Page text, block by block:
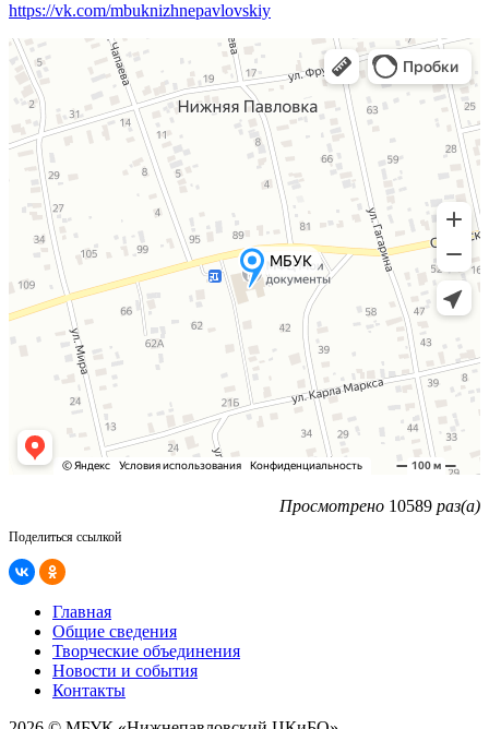
https://vk.com/mbuknizhnepavlovskiy
Просмотрено 10589 раз(а)
Поделиться ссылкой
Главная
Общие сведения
Творческие объединения
Новости и события
Контакты